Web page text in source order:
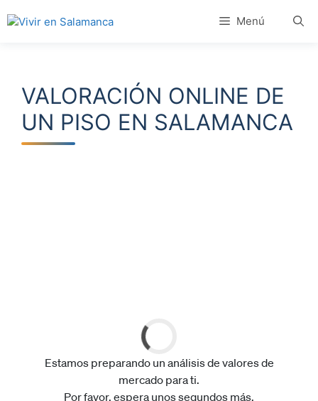
al
Menú
VALORACIÓN ONLINE DE
UN PISO EN SALAMANCA